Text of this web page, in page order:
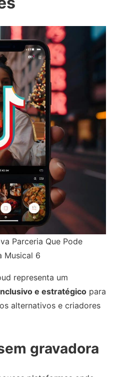
Parceria Que Pode
Musical 6
representa um
e estratégico para
alternativos e criadores
gravadora